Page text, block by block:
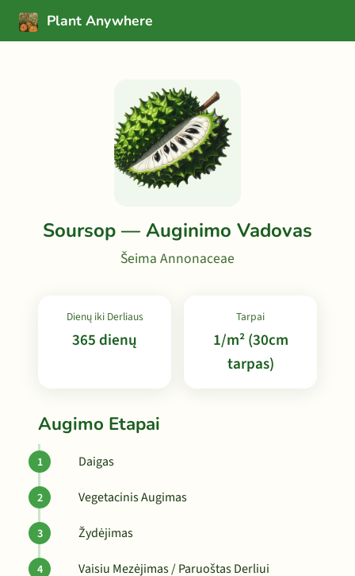
Plant Anywhere
Soursop — Auginimo Vadovas
Šeima Annonaceae
Dienų iki Derliaus
365 dienų
Tarpai
1/m² (30cm
tarpas)
Augimo Etapai
Daigas
Vegetacinis Augimas
Žydėjimas
Vaisiu Mezėjimas / Paruoštas Derliui